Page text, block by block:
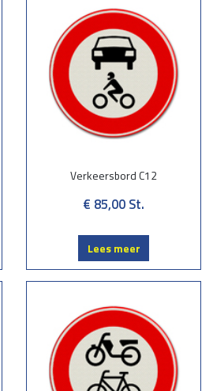
Verkeersbord C12
€ 85,00 St.
Lees meer